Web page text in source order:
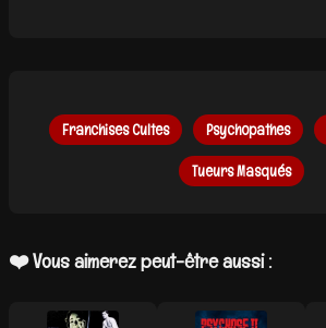
Franchises Cultes Psychopathes
Tueurs Masqués
❤️ Vous aimerez peut-être aussi :